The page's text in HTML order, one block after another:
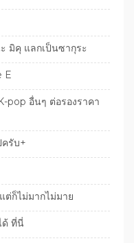
มิคุ แลกเป็นซากุระ
E
pop อื่นๆ ต่อรองราคา
ครับ+
ต่ก็ไม่มากไม่มาย
ด้ ที่นี่